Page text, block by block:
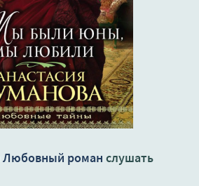
Любовный роман слушать